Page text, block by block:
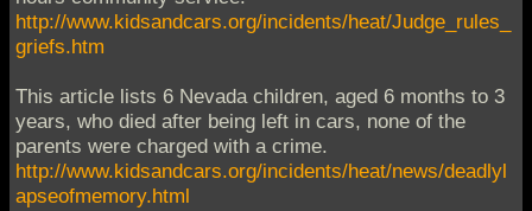
http://www.kidsandcars.org/incidents/heat/Judge_rules_
griefs.htm
This article lists 6 Nevada children, aged 6 months to 3
years, who died after being left in cars, none of the
parents were charged with a crime.
http://www.kidsandcars.org/incidents/heat/news/deadlyl
apseofmemory.html